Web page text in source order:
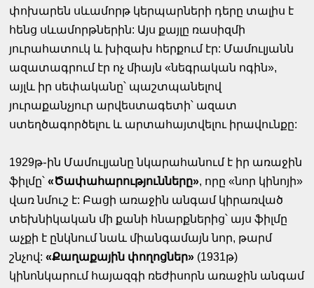
փոխարեն սևամորթ կերպարների դերը տալիս է
հենց սևամորթներին: Այս քայլը ռասիզմի
յուրահատուկ և խիզախ հերքում էր: Մամուլյանն
ազատագրում էր ոչ միայն «նեգրական ոգին»,
այլև իր սեփականը՝ պաշտպանելով
յուրաքանչյուր արվեստագետի՝ ազատ
ստեղծագործելու և արտահայտվելու իրավունքը:
1929թ֊ին Մամուլյանը նկարահանում է իր առաջին
ֆիլմը՝«Ծափահարությունները», որը «նոր կինոյի»
վառ նմուշ է: Բացի առաջին անգամ կիրառված
տեխնիկական մի քանի հնարքներից՝ այս ֆիլմը
աչքի է ընկնում նաև միանգամայն նոր, թարմ
շնչով:«Քաղաքային փողոցներ» (1931թ)
կինոնկարում հայազգի ռեժիսորն առաջին անգամ